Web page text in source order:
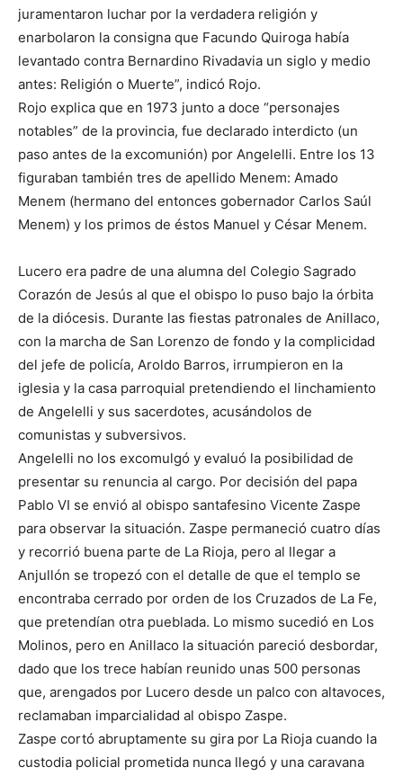
juramentaron luchar por la verdadera religión y
enarbolaron la consigna que Facundo Quiroga había
levantado contra Bernardino Rivadavia un siglo y medio
antes: Religión o Muerte”, indicó Rojo.
Rojo explica que en 1973 junto a doce “personajes
notables” de la provincia, fue declarado interdicto (un
paso antes de la excomunión) por Angelelli. Entre los 13
figuraban también tres de apellido Menem: Amado
Menem (hermano del entonces gobernador Carlos Saúl
Menem) y los primos de éstos Manuel y César Menem.
Lucero era padre de una alumna del Colegio Sagrado
Corazón de Jesús al que el obispo lo puso bajo la órbita
de la diócesis. Durante las fiestas patronales de Anillaco,
con la marcha de San Lorenzo de fondo y la complicidad
del jefe de policía, Aroldo Barros, irrumpieron en la
iglesia y la casa parroquial pretendiendo el linchamiento
de Angelelli y sus sacerdotes, acusándolos de
comunistas y subversivos.
Angelelli no los excomulgó y evaluó la posibilidad de
presentar su renuncia al cargo. Por decisión del papa
Pablo VI se envió al obispo santafesino Vicente Zaspe
para observar la situación. Zaspe permaneció cuatro días
y recorrió buena parte de La Rioja, pero al llegar a
Anjullón se tropezó con el detalle de que el templo se
encontraba cerrado por orden de los Cruzados de La Fe,
que pretendían otra pueblada. Lo mismo sucedió en Los
Molinos, pero en Anillaco la situación pareció desbordar,
dado que los trece habían reunido unas 500 personas
que, arengados por Lucero desde un palco con altavoces,
reclamaban imparcialidad al obispo Zaspe.
Zaspe cortó abruptamente su gira por La Rioja cuando la
custodia policial prometida nunca llegó y una caravana